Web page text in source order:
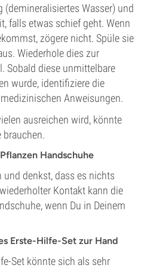
(demineralisiertes Wasser) und
falls etwas schief geht. Wenn
zögere nicht. Spüle sie
Wiederhole dies zur
Sobald diese unmittelbare
wurde, identifiziere die
Anweisungen.
ausreichen wird, könnte
Handschuhe
denkst, dass es nichts
Kontakt kann die
wenn Du in Deinem
Erste-Hilfe-Set zur Hand
Set könnte sich als sehr